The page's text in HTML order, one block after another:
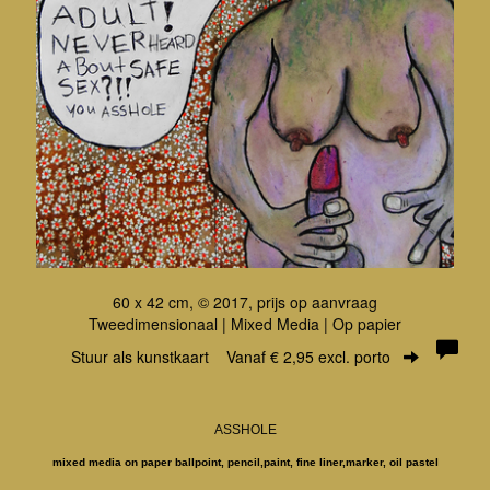
60 x 42 cm, © 2017, prijs op aanvraag
Tweedimensionaal | Mixed Media | Op papier
Stuur als kunstkaart Vanaf € 2,95 excl. porto
ASSHOLE
mixed media on paper ballpoint, pencil,paint, fine liner,marker, oil pastel